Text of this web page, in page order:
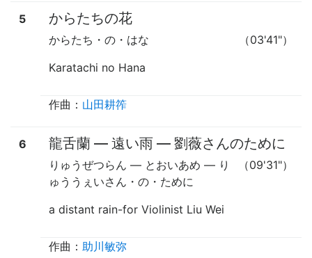
5 からたちの花
（03'41"）
からたち・の・はな
Karatachi no Hana
作曲： 山田耕筰
6 龍舌蘭 — 遠い雨 — 劉薇さんのために
（09'31"）
りゅうぜつらん — とおいあめ — り
ゅううぇいさん・の・ために
a distant rain-for Violinist Liu Wei
作曲： 助川敏弥